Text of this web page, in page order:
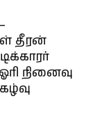
தீரன்
நினைவு